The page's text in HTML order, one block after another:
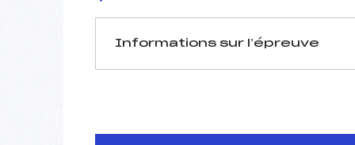
Informations sur l’épreuve
Arbitre :